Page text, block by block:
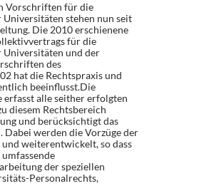
Vorschriften für die
stehen nun seit
Die 2010 erschienene
für die
und der
des
hat die Rechtspraxis und
beeinflusst.Die
erfasst alle seither erfolgten
diesem Rechtsbereich
und berücksichtigt das
Dabei werden die Vorzüge der
weiterentwickelt, so dass
der speziellen
Personalrechts,